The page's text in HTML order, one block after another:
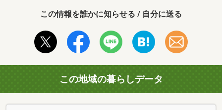
この情報を誰かに知らせる / 自分に送る
この地域の暮らしデータ